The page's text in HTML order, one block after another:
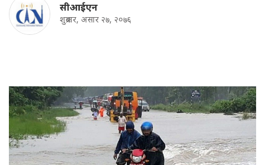
सीआईएन
शुक्रबार, असार २७, २०७६